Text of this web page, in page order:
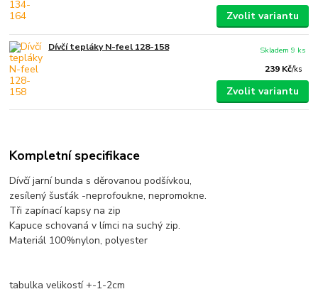
Zvolit variantu
Dívčí tepláky N-feel 128-158
239 Kč/ks
Skladem 9 ks
Zvolit variantu
Kompletní specifikace
Dívčí jarní bunda s děrovanou podšívkou,
zesílený šusťák -neprofoukne, nepromokne.
Tři zapínací kapsy na zip
Kapuce schovaná v límci na suchý zip.
Materiál 100%nylon, polyester
tabulka velikostí +-1-2cm